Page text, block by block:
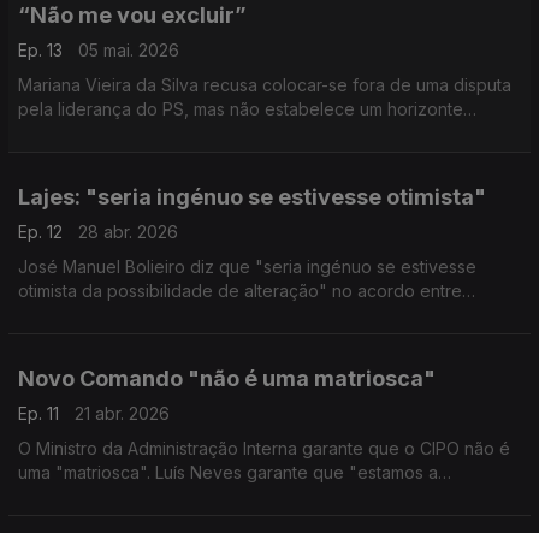
“Não me vou excluir”
Ep. 13
05 mai. 2026
Mariana Vieira da Silva recusa colocar-se fora de uma disputa
pela liderança do PS, mas não estabelece um horizonte
Lajes: "seria ingénuo se estivesse otimista"
Ep. 12
28 abr. 2026
José Manuel Bolieiro diz que "seria ingénuo se estivesse
otimista da possibilidade de alteração" no acordo entre
Novo Comando "não é uma matriosca"
Ep. 11
21 abr. 2026
O Ministro da Administração Interna garante que o CIPO não é
uma "matriosca". Luís Neves garante que "estamos a